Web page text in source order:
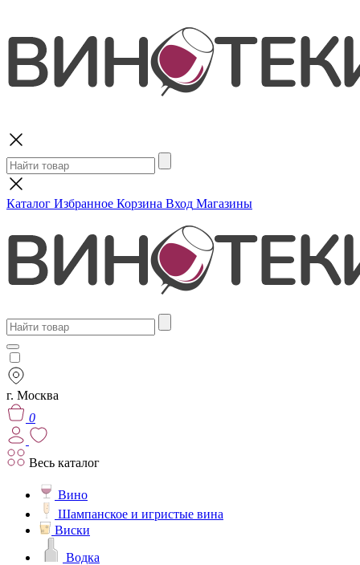
Каталог Избранное Корзина Вход Магазины
г. Москва
0
Весь каталог
Вино
Шампанское и игристые вина
Виски
Водка